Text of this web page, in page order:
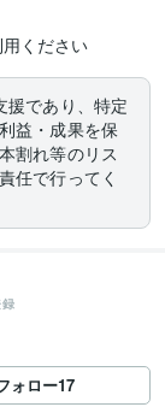
援であり、特定
益・成果を保
割れ等のリス
任で行ってく
ォロー17